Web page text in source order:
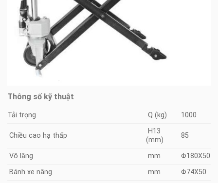
Thông số kỹ thuật
Tải trọng Q (kg) 1000
Chiều cao hạ thấp
H13
(mm)
85
Vô lăng mm
Φ180X50
Bánh xe nâng
mm
Φ74X50